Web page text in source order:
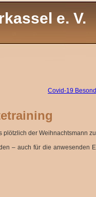
e. V.
Covid-19
der Weihnachtsmann
– auch für die anwesenden